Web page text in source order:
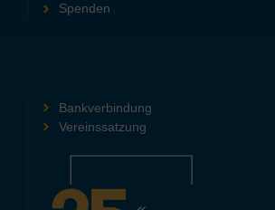
Spenden
Bankverbindung
Vereinssatzung